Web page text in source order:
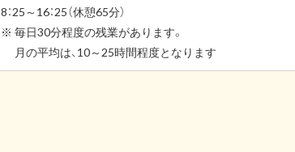
8：25～16：25（休憩65分）
※ 毎日30分程度の残業があります。
月の平均は、10～25時間程度となります